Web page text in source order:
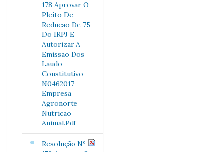
178 Aprovar O
Pleito De
Reducao De 75
Do IRPJ E
Autorizar A
Emissao Dos
Laudo
Constitutivo
N0462017
Empresa
Agronorte
Nutricao
Animal.Pdf
Resolução Nº